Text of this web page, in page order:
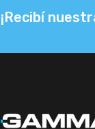
¡Recibí